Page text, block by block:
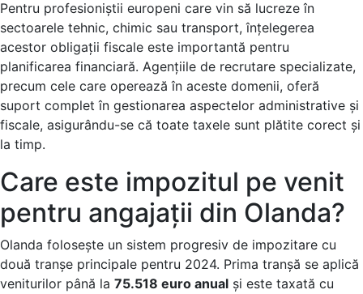
Pentru profesioniștii europeni care vin să lucreze în
sectoarele tehnic, chimic sau transport, înțelegerea
acestor obligații fiscale este importantă pentru
planificarea financiară. Agențiile de recrutare specializate,
precum cele care operează în aceste domenii, oferă
suport complet în gestionarea aspectelor administrative și
fiscale, asigurându-se că toate taxele sunt plătite corect și
la timp.
Care este impozitul pe venit
pentru angajații din Olanda?
Olanda folosește un sistem progresiv de impozitare cu
două tranșe principale pentru 2024. Prima tranșă se aplică
veniturilor până la 75.518 euro anual și este taxată cu